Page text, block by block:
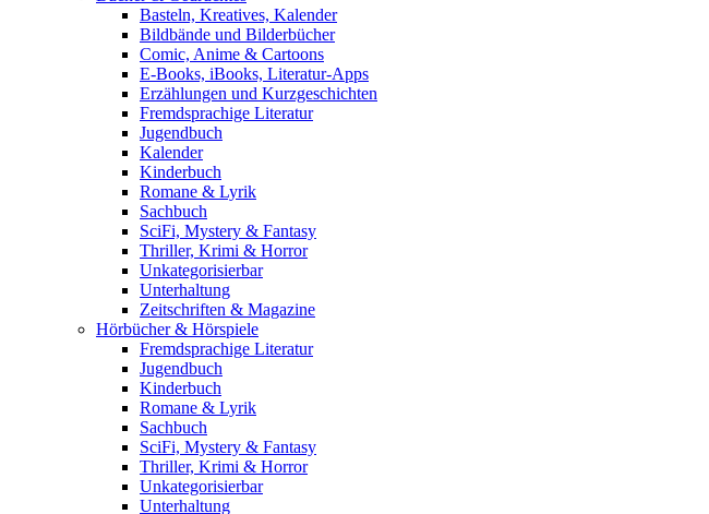
Basteln, Kreatives, Kalender
Bildbände und Bilderbücher
Comic, Anime & Cartoons
E-Books, iBooks, Literatur-Apps
Erzählungen und Kurzgeschichten
Fremdsprachige Literatur
Jugendbuch
Kalender
Kinderbuch
Romane & Lyrik
Sachbuch
SciFi, Mystery & Fantasy
Thriller, Krimi & Horror
Unkategorisierbar
Unterhaltung
Zeitschriften & Magazine
Hörbücher & Hörspiele
Fremdsprachige Literatur
Jugendbuch
Kinderbuch
Romane & Lyrik
Sachbuch
SciFi, Mystery & Fantasy
Thriller, Krimi & Horror
Unkategorisierbar
Unterhaltung